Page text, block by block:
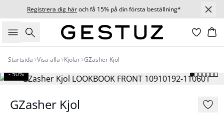
Registrera dig häroch få 15% på din första beställning*
Sök
Startsida Visa alla Kjolar GZasher Kjol
- 50%
GZasher Kjol